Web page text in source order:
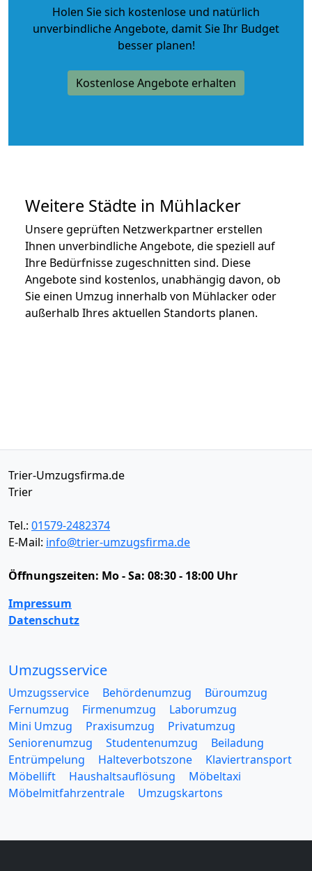
Holen Sie sich kostenlose und natürlich
unverbindliche Angebote, damit Sie Ihr Budget
besser planen!
Kostenlose Angebote erhalten
Weitere Städte in Mühlacker
Unsere geprüften Netzwerkpartner erstellen
Ihnen unverbindliche Angebote, die speziell auf
Ihre Bedürfnisse zugeschnitten sind. Diese
Angebote sind kostenlos, unabhängig davon, ob
Sie einen Umzug innerhalb von Mühlacker oder
außerhalb Ihres aktuellen Standorts planen.
Trier-Umzugsfirma.de
Trier
Tel.: 01579-2482374
E-Mail: info@trier-umzugsfirma.de
Öffnungszeiten: Mo - Sa: 08:30 - 18:00 Uhr
Impressum
Datenschutz
Umzugsservice
Umzugsservice Behördenumzug
Büroumzug
Fernumzug
Firmenumzug
Laborumzug
Mini Umzug
Praxisumzug
Privatumzug
Seniorenumzug
Studentenumzug
Beiladung
Entrümpelung
Halteverbotszone
Klaviertransport
Möbellift
Haushaltsauflösung
Möbeltaxi
Möbelmitfahrzentrale
Umzugskartons